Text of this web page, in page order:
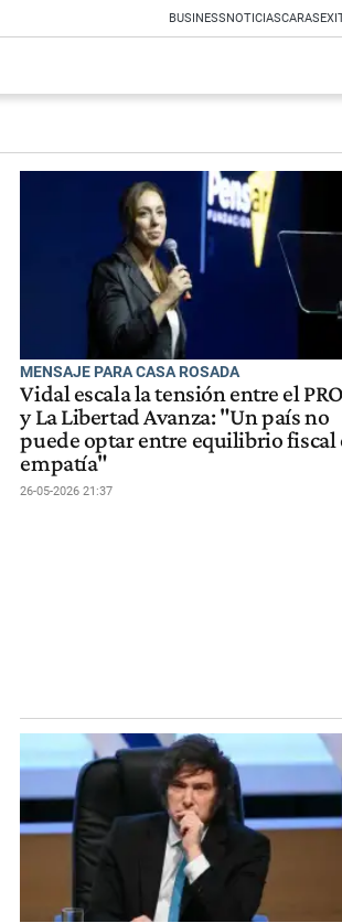
BUSINESSNOTICIASCARAS
MENSAJE PARA CASA ROSADA
Vidal escala la tensión entre el PRO
y La Libertad Avanza: "Un país no
puede optar entre equilibrio fiscal
empatía"
26-05-2026 21:37